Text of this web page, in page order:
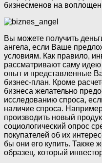
бизнесменов на
Вы можете получить
ангела, если Ваше
условиям. Как правило,
рассматривают саму
опыт и представленные
бизнес-план. Кроме
бизнеса желательно
исследованию спроса,
наличие спроса.
производить новый
социологический опрос
покупателей об их
бы они его купить. Также
образец, который